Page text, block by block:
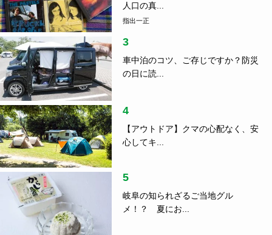
人口の真...
指出一正
3
車中泊のコツ、ご存じですか？防災
の日に読...
4
【アウトドア】クマの心配なく、安
心してキ...
5
岐阜の知られざるご当地グル
メ！？ 夏にお...